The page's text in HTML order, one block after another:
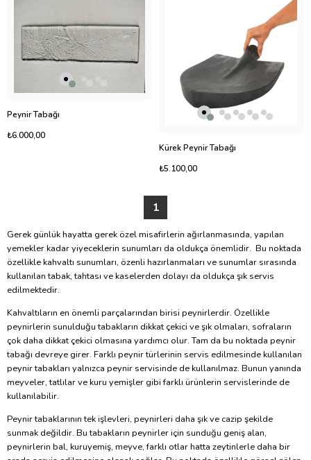
Peynir Tabağı
₺6.000,00
Kürek Peynir Tabağı
₺5.100,00
1
Gerek günlük hayatta gerek özel misafirlerin ağırlanmasında, yapılan
yemekler kadar yiyeceklerin sunumları da oldukça önemlidir. Bu noktada
özellikle kahvaltı sunumları, özenli hazırlanmaları ve sunumlar sırasında
kullanılan tabak, tahtası ve kaselerden dolayı da oldukça şık servis
edilmektedir.
Kahvaltıların en önemli parçalarından birisi peynirlerdir. Özellikle
peynirlerin sunulduğu tabakların dikkat çekici ve şık olmaları, sofraların
çok daha dikkat çekici olmasına yardımcı olur. Tam da bu noktada peynir
tabağı devreye girer. Farklı peynir türlerinin servis edilmesinde kullanılan
peynir tabakları yalnızca peynir servisinde de kullanılmaz. Bunun yanında
meyveler, tatlılar ve kuru yemişler gibi farklı ürünlerin servislerinde de
kullanılabilir.
Peynir tabaklarının tek işlevleri, peynirleri daha şık ve cazip şekilde
sunmak değildir. Bu tabakların peynirler için sunduğu geniş alan,
peynirlerin bal, kuruyemiş, meyve, farklı otlar hatta zeytinlerle daha bir